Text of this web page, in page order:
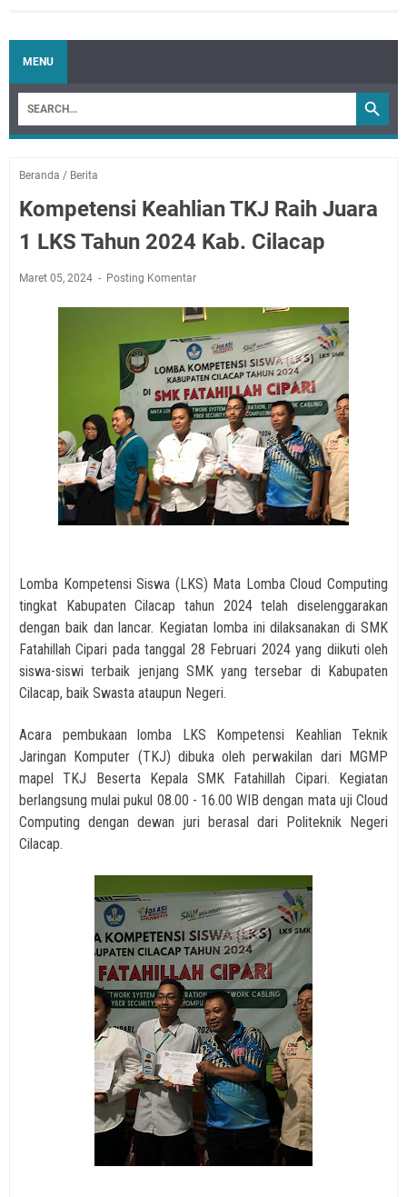
MENU
Beranda / Berita
Kompetensi Keahlian TKJ Raih Juara
1 LKS Tahun 2024 Kab. Cilacap
Maret 05, 2024 Posting Komentar
Lomba Kompetensi Siswa (LKS) Mata Lomba Cloud Computing
tingkat Kabupaten Cilacap tahun 2024 telah diselenggarakan
dengan baik dan lancar. Kegiatan lomba ini dilaksanakan di SMK
Fatahillah Cipari pada tanggal 28 Februari 2024 yang diikuti oleh
siswa-siswi terbaik jenjang SMK yang tersebar di Kabupaten
Cilacap, baik Swasta ataupun Negeri.
Acara pembukaan lomba LKS Kompetensi Keahlian Teknik
Jaringan Komputer (TKJ) dibuka oleh perwakilan dari MGMP
mapel TKJ Beserta Kepala SMK Fatahillah Cipari. Kegiatan
berlangsung mulai pukul 08.00 - 16.00 WIB dengan mata uji Cloud
Computing dengan dewan juri berasal dari Politeknik Negeri
Cilacap.